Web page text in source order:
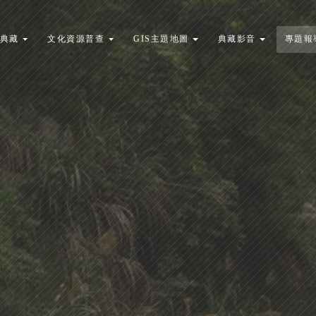
藏 文化資源普查 GIS主題地圖 典藏影音 專題報